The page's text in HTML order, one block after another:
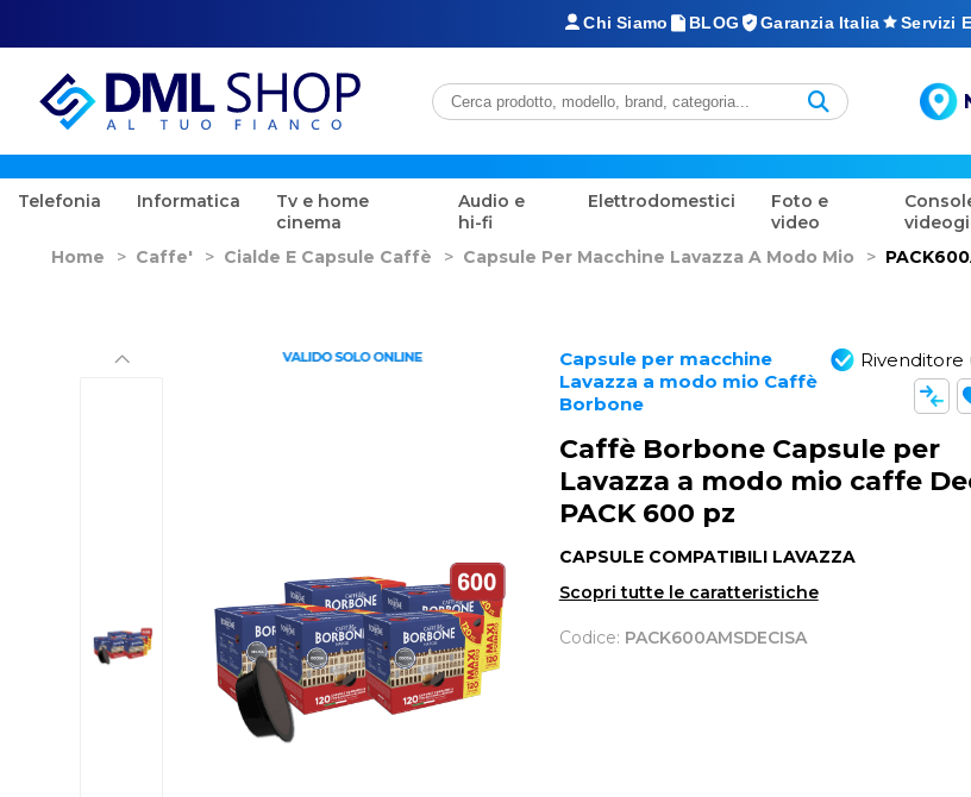
Chi Siamo BLOG Garanzia Italia Servizi
Telefonia Informatica
Tv e home
cinema
Audio e
hi-fi
Elettrodomestici
Foto e
video
Home > Caffe' > Cialde E Capsule Caffè > Capsule Per Macchine Lavazza A Modo Mio >
Capsule per macchine
Lavazza a modo mio Caffè
Borbone
Rivenditore
Caffè Borbone Capsule per
Lavazza a modo mio caffe
PACK 600 pz
CAPSULE COMPATIBILI LAVAZZA
Scopri tutte le caratteristiche
Codice: PACK600AMSDECISA